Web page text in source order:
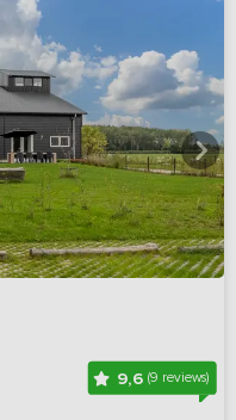
9,6(9 reviews)